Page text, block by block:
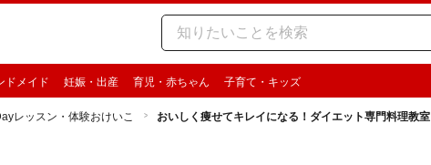
ドメイド 妊娠・出産 育児・赤ちゃん 子育て・キッズ
レッスン・体験おけいこ おいしく痩せてキレイになる！ダイエット専門料理教室